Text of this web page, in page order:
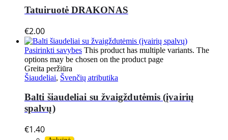
Tatuiruotė DRAKONAS
€2.00
Pasirinkti savybes This product has multiple variants. The
options may be chosen on the product page
Greita peržiūra
Šiaudeliai, Švenčių atributika
Balti šiaudeliai su žvaigždutėmis (įvairių
spalvų)
€1.40